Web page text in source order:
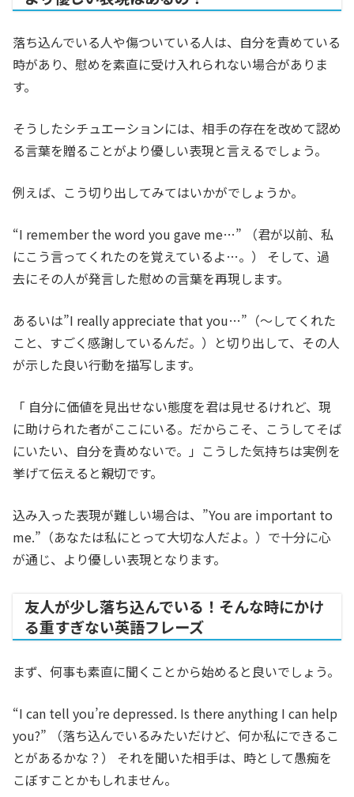
落ち込んでいる人や傷ついている人は、自分を責めている
時があり、慰めを素直に受け入れられない場合がありま
す。
そうしたシチュエーションには、相手の存在を改めて認め
る言葉を贈ることがより優しい表現と言えるでしょう。
例えば、こう切り出してみてはいかがでしょうか。
“I remember the word you gave me…” （君が以前、私
にこう言ってくれたのを覚えているよ…。） そして、過
去にその人が発言した慰めの言葉を再現します。
あるいは”I really appreciate that you…”（～してくれた
こと、すごく感謝しているんだ。）と切り出して、その人
が示した良い行動を描写します。
「 自分に価値を見出せない態度を君は見せるけれど、現
に助けられた者がここにいる。だからこそ、こうしてそば
にいたい、自分を責めないで。」こうした気持ちは実例を
挙げて伝えると親切です。
込み入った表現が難しい場合は、”You are important to
me.”（あなたは私にとって大切な人だよ。）で十分に心
が通じ、より優しい表現となります。
友人が少し落ち込んでいる！そんな時にかけ
る重すぎない英語フレーズ
まず、何事も素直に聞くことから始めると良いでしょう。
“I can tell you’re depressed. Is there anything I can help
you?” （落ち込んでいるみたいだけど、何か私にできるこ
とがあるかな？） それを聞いた相手は、時として愚痴を
こぼすことかもしれません。